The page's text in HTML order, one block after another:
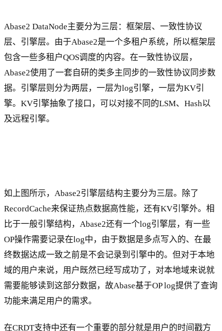
Abase2 DataNode主要分为三层：框架层、一致性协议
层、引擎层。由于Abase2是一个多租户系统，所以框架层
包含一些多租户QOS调度的内容。在一致性协议层，
Abase2使用了一套自研的类多主同步的一致性协议同步数
据。引擎层则分为两层，一层为log引擎，一层为KV引
擎。KV引擎抽象了接口，可以对接不同的LSM、Hash以
及远程引擎。
如上图所示，Abase2引擎层结构主要分为三层。除了
RecordCache来保证热点数据高性能，还有KV引擎外。相
比于一般引擎结构，Abase2还有一个log引擎层，有一些
OP操作需要记录在log中，由于数据是多点写入的、在最
终数据达成一致之前是不会记录到引擎中的。但对于本地
域的用户来说，用户既然已经写成功了，对本地域来说就
需要能够读到这部分数据，故Abase基于OP log提供了查询
功能来满足用户的需求。
在CRDT支持中还有一个重要的部分就是用户的时间戳方